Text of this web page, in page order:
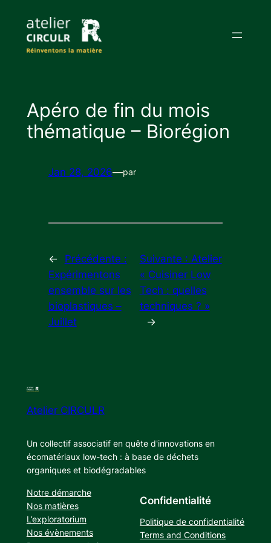
contenu
Apéro de fin du mois
thématique – Biorégion
Jan 28, 2026—par
←
Précédente :
Expérimentons
ensemble sur les
bioplastiques –
Juillet
Suivante : Atelier
« Cuisiner Low
Tech : quelles
techniques ? »
→
Atelier CIRCULR
Un collectif associatif en quête d'innovations en
écomatériaux low-tech : à base de déchets
organiques et biodégradables
Notre démarche
Nos matières
L’exploratorium
Nos évènements
Confidentialité
Politique de confidentialité
Terms and Conditions